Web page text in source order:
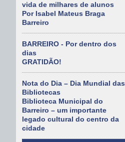
vida de milhares de alunos
Por Isabel Mateus Braga
Barreiro
BARREIRO - Por dentro dos
dias
GRATIDÃO!
Nota do Dia – Dia Mundial das
Bibliotecas
Biblioteca Municipal do
Barreiro – um importante
legado cultural do centro da
cidade